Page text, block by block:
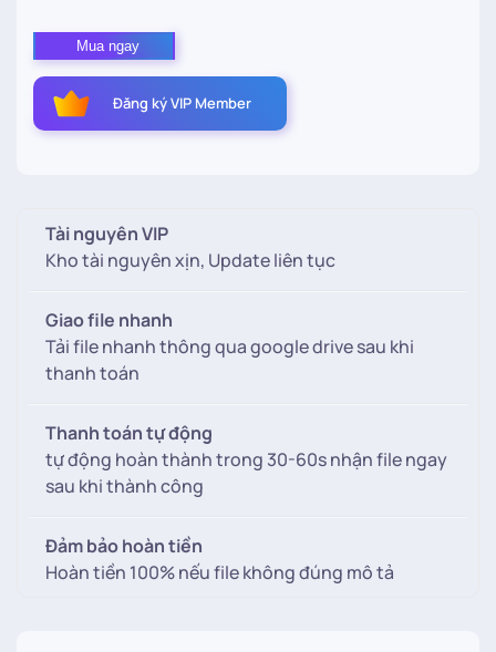
DHV78
–
Mẩu
typo
china
số
Mua ngay
Đăng ký VIP Member
Tài nguyên VIP
Kho tài nguyên xịn, Update liên tục
Giao file nhanh
Tải file nhanh thông qua google drive sau khi
thanh toán
Thanh toán tự động
tự động hoàn thành trong 30-60s nhận file ngay
sau khi thành công
Đảm bảo hoàn tiền
Hoàn tiền 100% nếu file không đúng mô tả